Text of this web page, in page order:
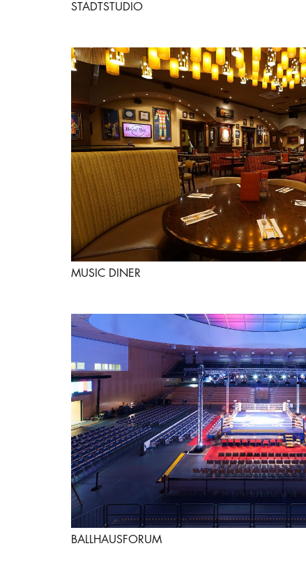
STADTSTUDIO
MUSIC DINER
BALLHAUSFORUM